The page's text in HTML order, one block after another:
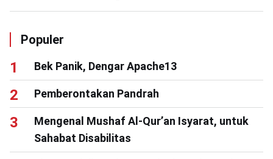
Populer
Bek Panik, Dengar Apache13
Pemberontakan Pandrah
Mengenal Mushaf Al-Qur’an Isyarat, untuk
Sahabat Disabilitas